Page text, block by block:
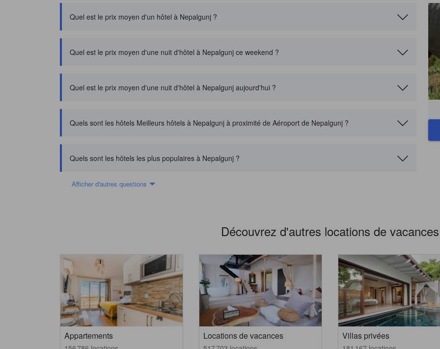
Quel est le prix moyen d'un hôtel à Nepalgunj ?
Quel est le prix moyen d'une nuit d'hôtel à Nepalgunj ce weekend ?
Quel est le prix moyen d'une nuit d'hôtel à Nepalgunj aujourd'hui ?
Quels sont les hôtels Meilleurs hôtels à Nepalgunj à proximité de Aéroport de Nepalgunj ?
Quels sont les hôtels les plus populaires à Nepalgunj ?
Afficher d'autres questions
Découvrez d'autres locations de vacances
Appartements Locations de vacances Villas privées